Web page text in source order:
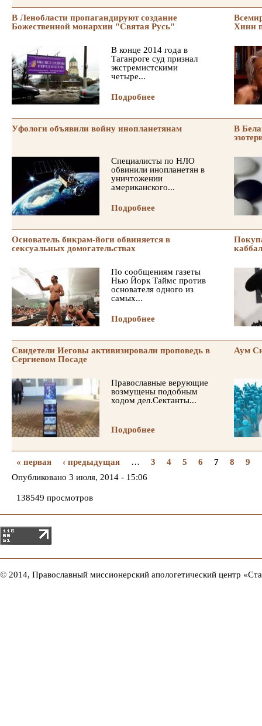
В Ленобласти пропагандируют создание
Божественной монархии "Святая Русь"
В конце 2014 года в
Таганроге суд признал
экстремистскими
четыре...
Подробнее
Хинн
Уфологи объявили войну инопланетянам
Специалисты по НЛО
обвинили инопланетян в
уничтожении
американского...
Подробнее
В
Основатель бикрам-йоги обвиняется в
сексуальных домогательствах
По сообщениям газеты
Нью Йорк Таймс против
основателя одного из
самых...
Подробнее
Свидетели Иеговы активизировали проповедь в
Сергиевом Посаде
Православные верующие
возмущены подобным
ходом дел.Сектанты...
Подробнее
Аум
« первая ‹ предыдущая … 3 4 5 6 7 8 9
Опубликовано 3 июля, 2014 - 15:06
138549 просмотров
© 2014, Православный миссионерский апологетический центр